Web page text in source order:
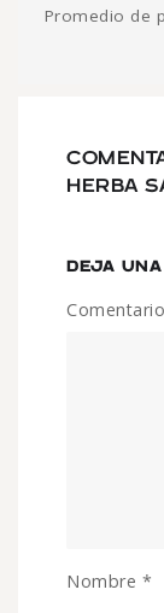
Promedio de
HERBA
DEJA
Comentario
Nombre *